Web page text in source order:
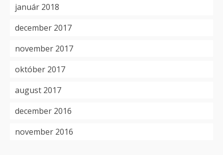
január 2018
december 2017
november 2017
október 2017
august 2017
december 2016
november 2016